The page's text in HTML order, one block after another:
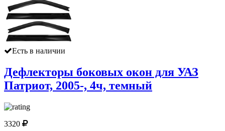
Есть в наличии
Дефлекторы боковых окон для УАЗ
Патриот, 2005-, 4ч, темный
3320